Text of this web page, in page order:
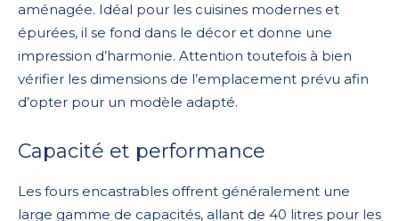
aménagée. Idéal pour les cuisines modernes et
épurées, il se fond dans le décor et donne une
impression d’harmonie. Attention toutefois à bien
vérifier les dimensions de l’emplacement prévu afin
d’opter pour un modèle adapté.
Capacité et performance
Les fours encastrables offrent généralement une
large gamme de capacités, allant de 40 litres pour les